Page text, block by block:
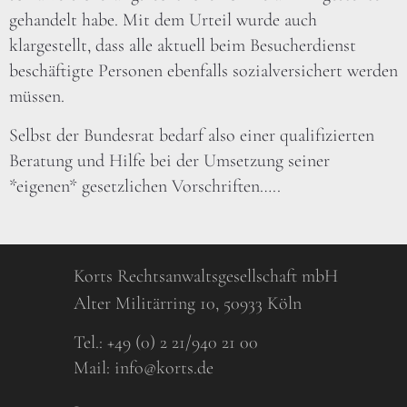
gehandelt habe. Mit dem Urteil wurde auch
klargestellt, dass alle aktuell beim Besucherdienst
beschäftigte Personen ebenfalls sozialversichert werden
müssen.
Selbst der Bundesrat bedarf also einer qualifizierten
Beratung und Hilfe bei der Umsetzung seiner
*eigenen* gesetzlichen Vorschriften…..
Korts Rechtsanwaltsgesellschaft mbH
Alter Militärring 10, 50933 Köln
Tel.: +49 (0) 2 21/940 21 00
Mail: info@korts.de